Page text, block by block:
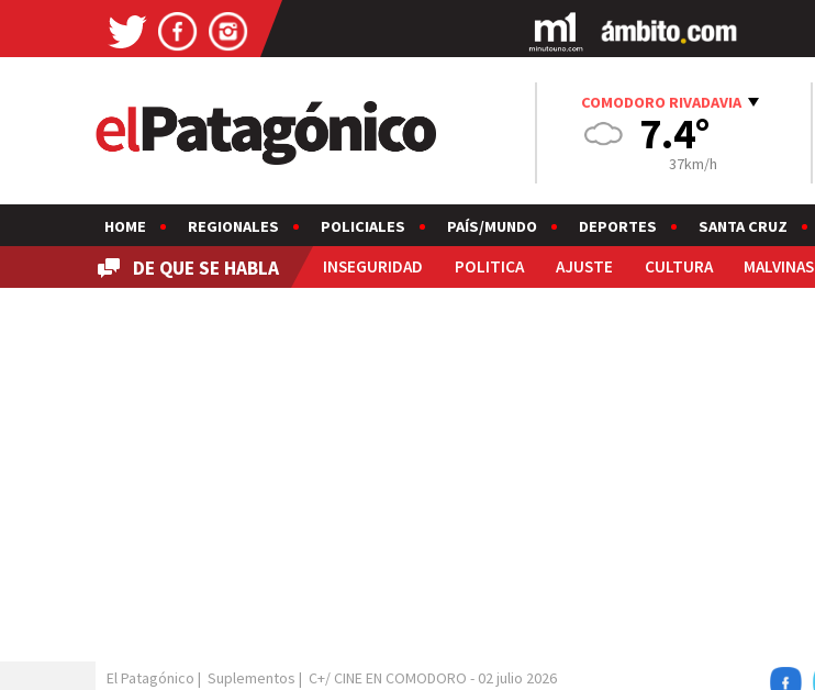
COMODORO RIVADAVIA
7.4°
37km/h
HOME REGIONALES POLICIALES PAÍS/MUNDO DEPORTES SANTA CRUZ
DE QUE SE HABLA INSEGURIDAD POLITICA AJUSTE CULTURA MALVINAS
El Patagónico | Suplementos | C+/ CINE EN COMODORO - 02 julio 2026